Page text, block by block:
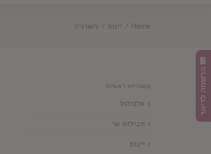
Home
/ יינות / גיאורגיה
קטגוריות ראשיות
אלכוהול
חבילות שי
יינות
הרשמה לדיוור